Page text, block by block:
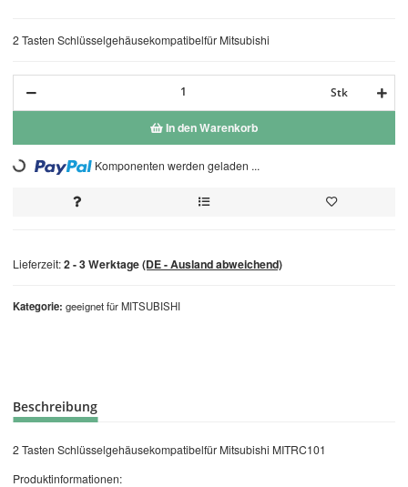
Kategorie geeignet für MITSUBISHI
2 Tasten Schlüsselgehäusekompatibelfür Mitsubishi
Stk
In den Warenkorb
Loading... Komponenten werden geladen ...
Lieferzeit:2 - 3 Werktage(DE - Ausland abweichend)
Beschreibung
2 Tasten Schlüsselgehäusekompatibelfür Mitsubishi MITRC101
Produktinformationen: